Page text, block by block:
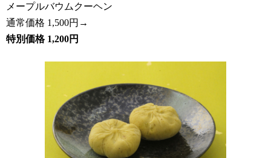
メープルバウムクーヘン
通常価格 1,500円→
特別価格 1,200円